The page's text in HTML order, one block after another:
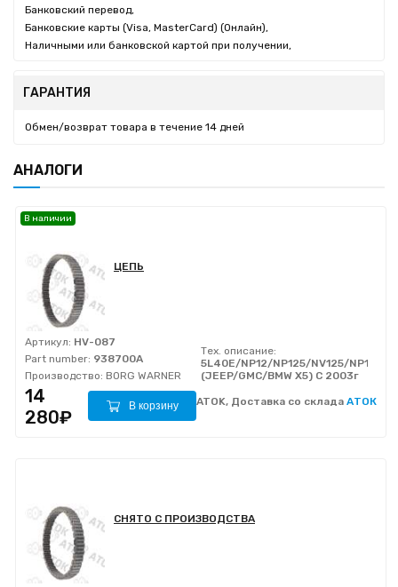
Банковский перевод,
Банковские карты (Visa, MasterCard) (Онлайн),
Наличными или банковской картой при получении,
ГАРАНТИЯ
Обмен/возврат товара в течение 14 дней
АНАЛОГИ
ЦЕПЬ
Артикул: HV-087
Part number: 938700A
Производство: BORG WARNER
Тех. описание:
5L40E/NP12/NP125/NV125/NP126/
(JEEP/GMC/BMW X5) C 2003г
В наличии
14
280₽
В корзину ATOK, Доставка со склада АТОК
СНЯТО С ПРОИЗВОДСТВА